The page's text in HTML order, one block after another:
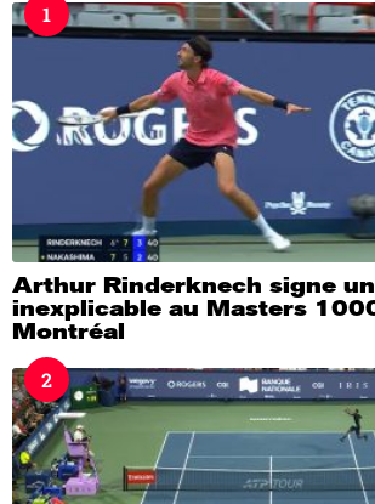
g
o
1
Arthur Rinderknech signe
inexplicable au Masters
Montréal
2